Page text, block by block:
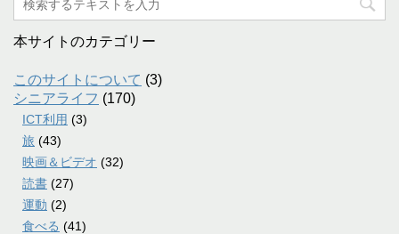
本サイトのカテゴリー
このサイトについて (3)
シニアライフ (170)
ICT利用 (3)
旅 (43)
映画＆ビデオ (32)
読書 (27)
運動 (2)
食べる (41)